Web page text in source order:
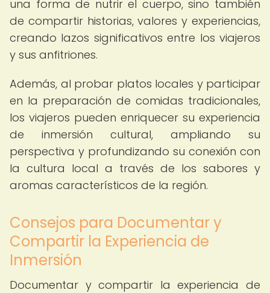
una forma de nutrir el cuerpo, sino también
de compartir historias, valores y experiencias,
creando lazos significativos entre los viajeros
y sus anfitriones.
Además, al probar platos locales y participar
en la preparación de comidas tradicionales,
los viajeros pueden enriquecer su experiencia
de inmersión cultural, ampliando su
perspectiva y profundizando su conexión con
la cultura local a través de los sabores y
aromas característicos de la región.
Consejos para Documentar y
Compartir la Experiencia de
Inmersión
Documentar y compartir la experiencia de